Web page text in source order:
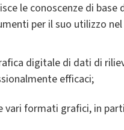
le conoscenze di
per il suo utilizzo
digitale di dati di
efficaci;
formati grafici, in